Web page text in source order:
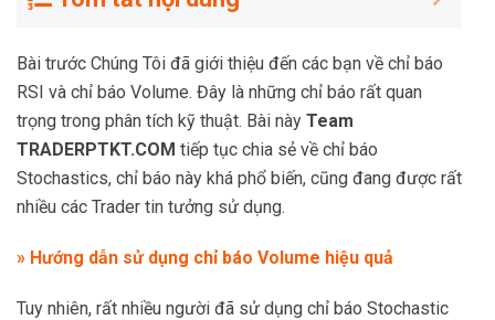
Bài trước Chúng Tôi đã giới thiệu đến các bạn về chỉ báo
RSI và chỉ báo Volume. Đây là những chỉ báo rất quan
trọng trong phân tích kỹ thuật. Bài này Team
TRADERPTKT.COM tiếp tục chia sẻ về chỉ báo
Stochastics, chỉ báo này khá phổ biến, cũng đang được rất
nhiều các Trader tin tưởng sử dụng.
» Hướng dẫn sử dụng chỉ báo Volume hiệu quả
Tuy nhiên, rất nhiều người đã sử dụng chỉ báo Stochastic